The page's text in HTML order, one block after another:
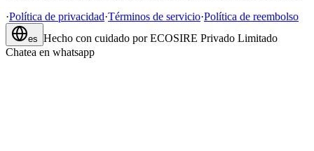
·Política de privacidad·Términos de servicio·Política de reembolso
es Hecho con cuidado por ECOSIRE Privado Limitado
Chatea en whatsapp